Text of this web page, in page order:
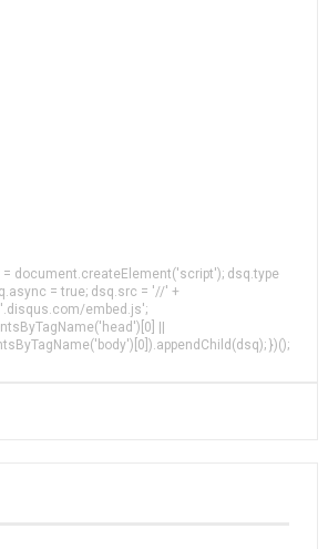
= document.createElement('script'); dsq.type
= true; dsq.src = '//' +
embed.js';
||
})();